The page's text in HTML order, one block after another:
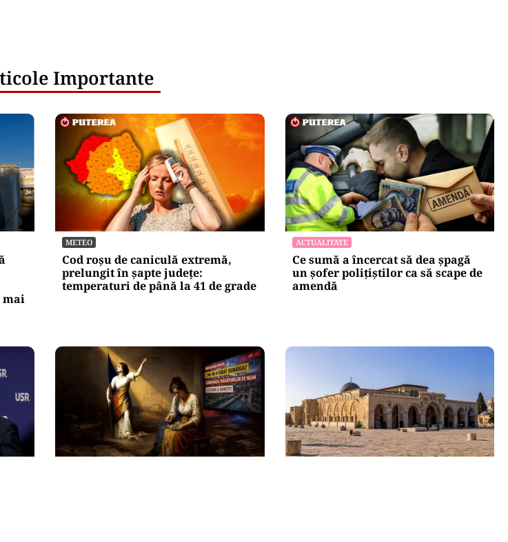
Importante
mai
METEO
Cod roșu de caniculă extremă,
prelungit în șapte județe:
temperaturi de până la 41 de grade
ACTUALITATE
Ce sumă a încercat să dea șpagă
un șofer polițiștilor ca să scape de
amendă